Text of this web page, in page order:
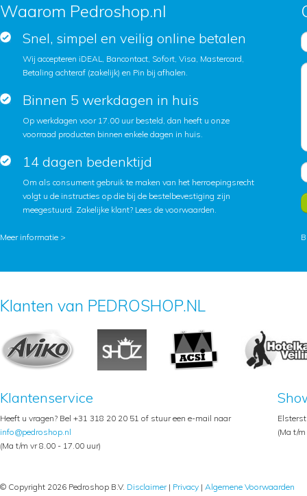
Waarom Pedroshop.nl
Snel, simpel en veilig online betalen
Wij accepteren iDEAL, Bancontact, Sofort, Visa, Mastercard,
Betaling achteraf (zakelijk) en Pin bij afhalen.
Binnen 5 werkdagen in huis
Op werkdagen voor 17.00 uur besteld, dan heeft u onze
voorraad producten binnen enkele dagen in huis.
14 dagen bedenktijd
Om als consument gebruik te maken van het herroepingsrecht
volgt u de instructies op die bij de bestelbevestiging zijn
meegestuurd. Zakelijke klant? Lees de voorwaarden.
Meer informatie >
Klanten van PEDROSHOP.NL
Klantenservice
Heeft u vragen? Bel +31 318 20 20 51 of stuur een e-mail naar
info@pedroshop.nl
(Ma t/m vr 8.00 - 17.00 uur)
(Ma t/
© Copyright 2026 Pedroshop B.V. Disclaimer| Privacy | Algemene Voorwaarden